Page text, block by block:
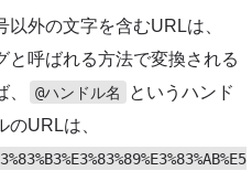
外の文字を含むURLは、
と呼ばれる方法で変換される
@ハンドル名
というハンド
のURLは、